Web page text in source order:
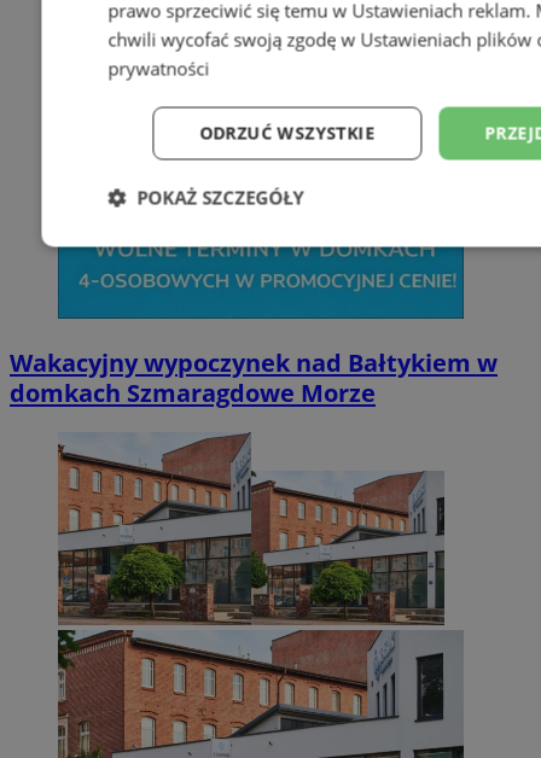
Wakacyjny wypoczynek nad Bałtykiem w
domkach Szmaragdowe Morze
prawo sprzeciwić się temu w Ustawieniach reklam.
chwili wycofać swoją zgodę w Ustawieniach plików
prywatności
ODRZUĆ WSZYSTKIE
POKAŻ SZCZEGÓŁY
Niezbędne Wydajność
Niezbędne Wydajność Targetowanie
Niezbędne pliki cookie umożliwiają korzystanie z podstawowych
takich jak logowanie użytkownika i zarządzanie kontem. Bez
można prawidłowo korzystać ze strony internetowej.
Nazwa
Provider/
Domena
SessID
zabrze.com.pl